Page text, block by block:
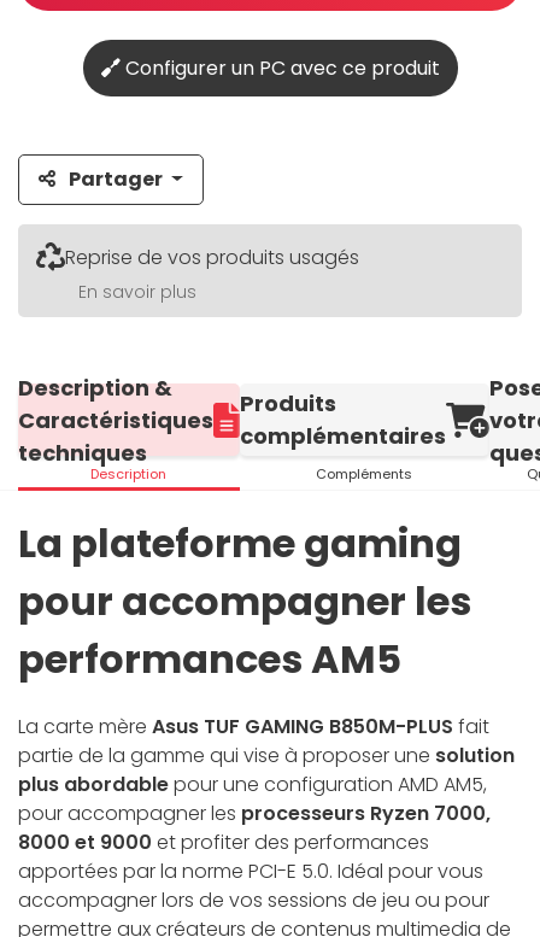
Configurer un PC avec ce produit
Partager
Reprise de vos produits usagés
En savoir plus
Description &
Caractéristiques
techniques
Description
Produits
complémentaires
Compléments
La plateforme gaming
pour accompagner les
performances AM5
La carte mère Asus TUF GAMING B850M-PLUS fait
partie de la gamme qui vise à proposer une solution
plus abordablepour une configuration AMD AM5,
pour accompagner les processeurs Ryzen 7000,
8000 et 9000 et profiter des performances
apportées par la norme PCI-E 5.0. Idéal pour vous
accompagner lors de vos sessions de jeu ou pour
permettre aux créateurs de contenus multimedia de